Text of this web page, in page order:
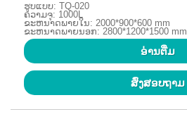
ຮູບແບບ: TQ-020
ຄວາມຈຸ: 1000L
ຂະຫນາດພາຍໃນ: 2000*900*600 mm
ຂະຫນາດພາຍນອກ: 2800*1200*1500 mm
ອ່ານ​ຕື່ມ
ສົ່ງສອບຖາມ